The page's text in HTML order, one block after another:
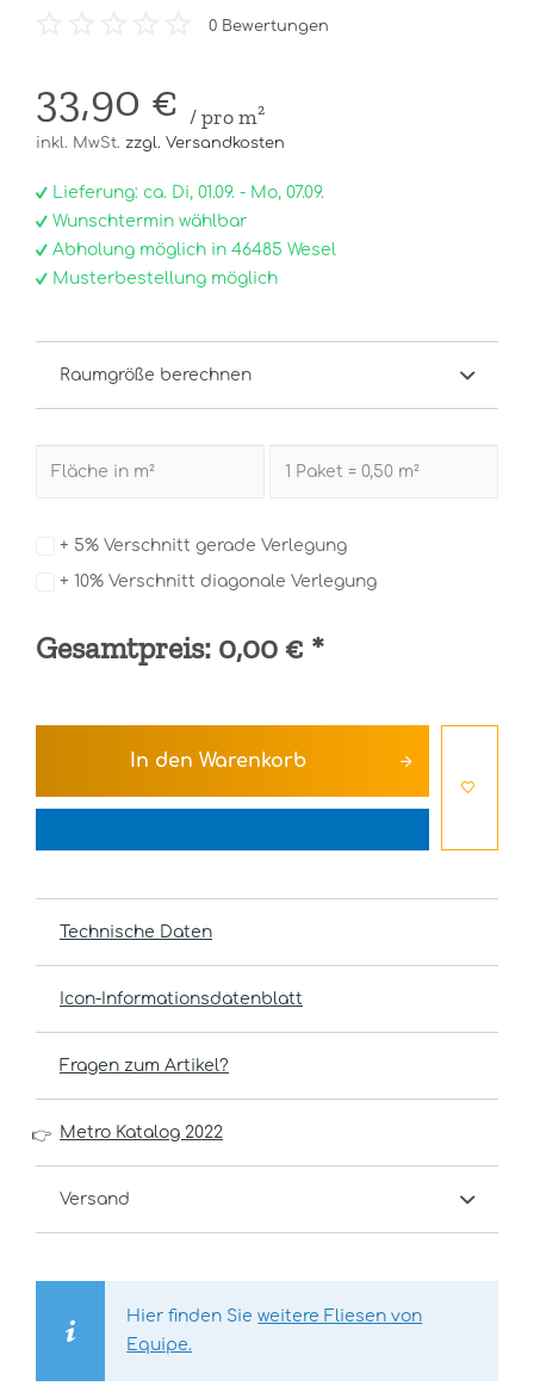
0 Bewertungen
33,90 € / pro m²
inkl. MwSt. zzgl. Versandkosten
Lieferung: ca. Di, 01.09. - Mo, 07.09.
Wunschtermin wählbar
Abholung möglich in 46485 Wesel
Musterbestellung möglich
Raumgröße berechnen
+ 5% Verschnitt gerade Verlegung
+ 10% Verschnitt diagonale Verlegung
Gesamtpreis: 0,00 € *
In den Warenkorb
Technische Daten
Icon-Informationsdatenblatt
Fragen zum Artikel?
👉 Metro Katalog 2022
Versand
Hier finden Sieweitere Fliesen von
Equipe.